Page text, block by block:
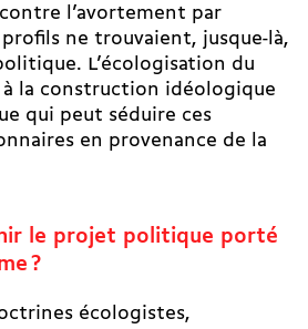
l’avortement par
profils ne trouvaient, jusque-là,
L’écologisation du
la construction idéologique
qui peut séduire ces
en provenance de la
le projet politique porté
?
écologistes,